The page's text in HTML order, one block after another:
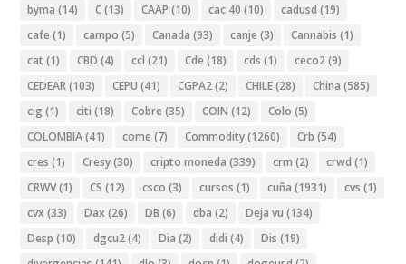
byma (14) C(13) CAAP (10) cac 40 (10) cadusd (19)
cafe (1) campo (5) Canada (93) canje (3) Cannabis (1)
cat (1) CBD (4) ccl (21) Cde (18) cds (1) ceco2(9)
CEDEAR(103) CEPU (41) CGPA2(2) CHILE(28) China (585)
cig (1) citi (18) Cobre (35) COIN (12) Colo (5)
COLOMBIA(41) come (7) Commodity(1260) Crb (54)
cres (1) Cresy(30) cripto moneda (339) crm (2) crwd (1)
CRWV(1) CS (12) csco (3) cursos (1) cuña (1931) cvs (1)
cvx (33) Dax (26) DB (6) dba (2) Deja vu (134)
Desp (10) dgcu2(4) Dia (2) didi (4) Dis (19)